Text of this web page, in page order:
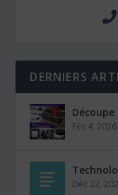
DERNIERS
Fév 4, 2026
Déc 22,